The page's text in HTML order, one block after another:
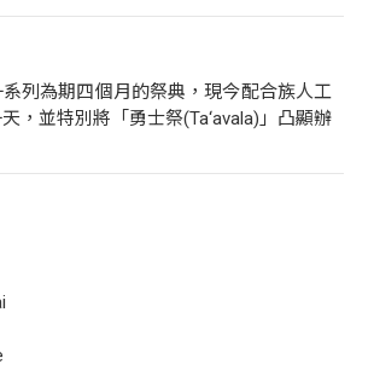
列為期四個月的祭典，現今配合族人工
，並特別將「勇士祭(Ta‘avala)」凸顯辦